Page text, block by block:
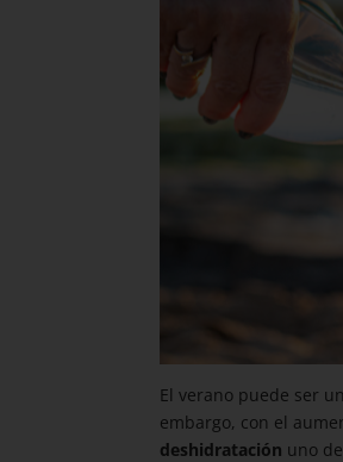
El verano puede ser
embargo, con el
deshidratación uno